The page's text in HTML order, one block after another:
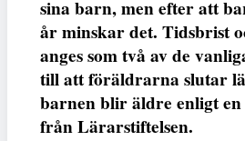
sina barn, men efter att
år minskar det. Tidsbrist
anges som två av de
till att föräldrarna slutar
barnen blir äldre enligt
från Lärarstiftelsen.